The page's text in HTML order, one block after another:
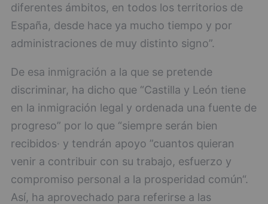
diferentes ámbitos, en todos los territorios de
España, desde hace ya mucho tiempo y por
administraciones de muy distinto signo”.
De esa inmigración a la que se pretende
discriminar, ha dicho que “Castilla y León tiene
en la inmigración legal y ordenada una fuente de
progreso” por lo que “siempre serán bien
recibidos· y tendrán apoyo ”cuantos quieran
venir a contribuir con su trabajo, esfuerzo y
compromiso personal a la prosperidad común“.
Así, ha aprovechado para referirse a las